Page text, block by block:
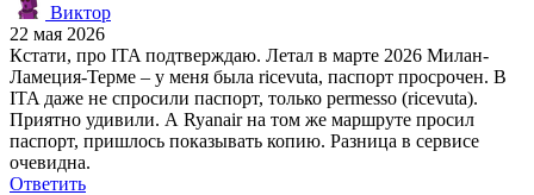
Виктор
22 мая 2026
Кстати, про ITA подтверждаю. Летал в марте 2026 Милан-
Ламеция-Терме – у меня была ricevuta, паспорт просрочен. В
ITA даже не спросили паспорт, только permesso (ricevuta).
Приятно удивили. А Ryanair на том же маршруте просил
паспорт, пришлось показывать копию. Разница в сервисе
очевидна.
Ответить